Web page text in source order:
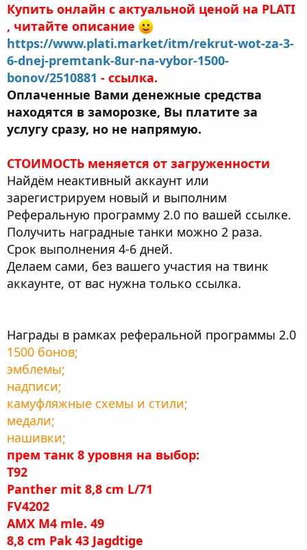
Купить онлайн с актуальной ценой на PLATI
, читайте описание
https://www.plati.market/itm/rekrut-wot-za-3-
6-dnej-premtank-8ur-na-vybor-1500-
bonov/2510881 - ссылка.
Оплаченные Вами денежные средства
находятся в заморозке, Вы платите за
услугу сразу, но не напрямую.
СТОИМОСТЬ меняется от загруженности
Найдём неактивный аккаунт или
зарегистрируем новый и выполним
Реферальную программу 2.0 по вашей ссылке.
Получить наградные танки можно 2 раза.
Срок выполнения 4-6 дней.
Делаем сами, без вашего участия на твинк
аккаунте, от вас нужна только ссылка.
Награды в рамках реферальной программы 2.0
1500 бонов;
эмблемы;
надписи;
камуфляжные схемы и стили;
медали;
нашивки;
прем танк 8 уровня на выбор:
T92
Panther mit 8,8 cm L/71
FV4202
AMX M4 mle. 49
8,8 cm Pak 43 Jagdtige